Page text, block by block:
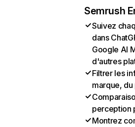
Semrush
Suivez
dans
Google AI
d'autres
Filtrer les
marque,
perception
Montrez